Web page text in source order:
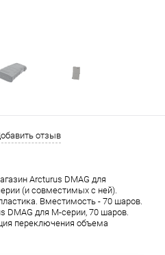
отзыв
Arcturus DMAG для
(и совместимых с ней).
Вместимость - 70 шаров.
DMAG для M-серии, 70 шаров.
переключения объема